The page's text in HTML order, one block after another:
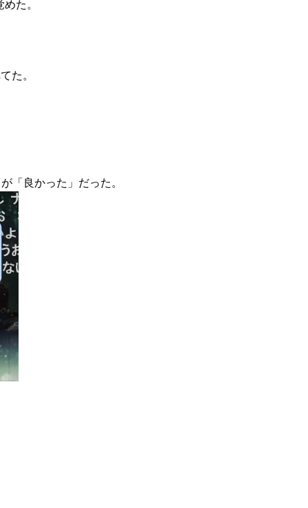
た。
た。
「良かった」だった。